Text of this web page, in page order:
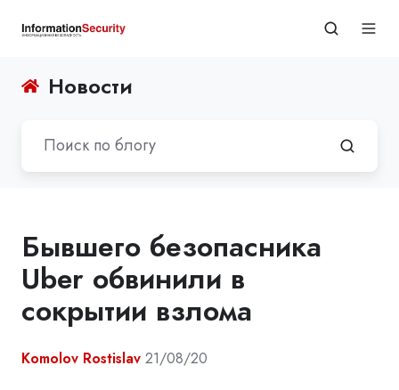
Новости
Бывшего безопасника
Uber обвинили в
сокрытии взлома
Komolov Rostislav 21/08/20